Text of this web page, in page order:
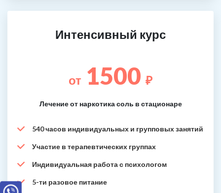
Интенсивный курс
от 1500 ₽
Лечение от наркотика соль в стационаре
540 часов индивидуальных и групповых занятий
Участие в терапевтических группах
Индивидуальная работа с психологом
5-ти разовое питание